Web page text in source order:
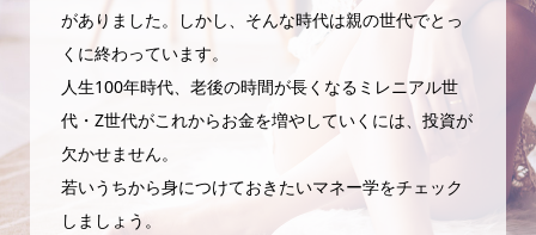
がありました。しかし、そんな時代は親の世代でとっ
くに終わっています。
人生100年時代、老後の時間が長くなるミレニアル世
代・Z世代がこれからお金を増やしていくには、投資が
欠かせません。
若いうちから身につけておきたいマネー学をチェック
しましょう。